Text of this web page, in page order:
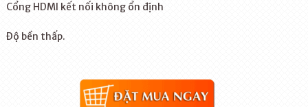
Cổng HDMI kết nối không ổn định
Độ bền thấp.